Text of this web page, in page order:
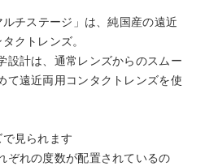
ルチステージ」は、純国産の遠近
クトレンズ。
設計は、通常レンズからのスムー
て遠近両用コンタクトレンズを使
見られます
ぞれの度数が配置されているの